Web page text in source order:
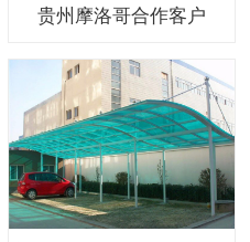
贵州摩洛哥合作客户